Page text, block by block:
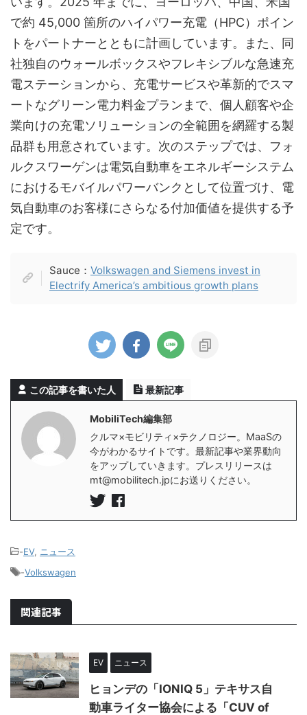
で約 45,000 箇所のハイパワー充電（HPC）ポイン
トをパートナーとともに計画しています。また、同
社独自のウォールボックスやフレキシブルな急速充
電ステーションから、充電サービスや革新的でスマ
ートなグリーン電力料金プランまで、個人顧客や企
業向けの充電ソリューションの全範囲を網羅する製
品群も用意されています。次のステップでは、フォ
ルクスワーゲンは電気自動車をエネルギーシステム
におけるモバイルパワーバンクとして位置づけ、電
気自動車のお客様にさらなる付加価値を提供する予
定です。
Sauce：Volkswagen and Siemens invest in
Electrify America’s ambitious growth plans
この記事を書いた人 最新記事
MobiliTech編集部
クルマ×モビリティ×テクノロジー。MaaSの
今がわかるサイトです。最新記事や業界動向
をアップしていきます。プレスリリースは
mt@mobilitech.jpにお送りください。
-EV, ニュース
-Volkswagen
関連記事
EV ニュース
ヒョンデの「IONIQ 5」テキサス自
動車ライター協会による「CUV of